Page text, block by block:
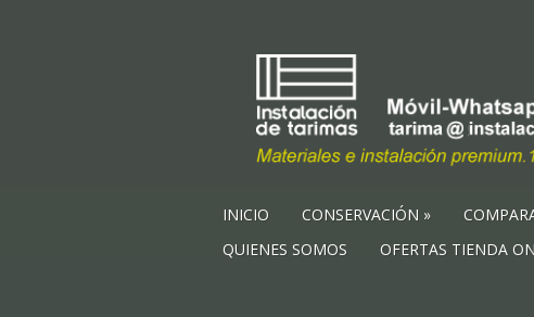
INICIO CONSERVACIÓN
QUIENES SOMOS
OFERTAS TIENDA